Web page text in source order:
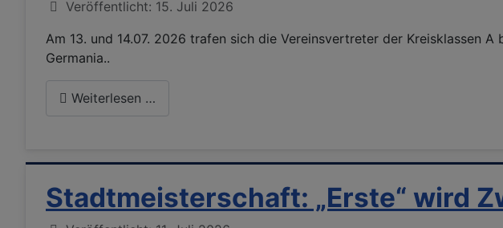
Details
Veröffentlicht: 15. Juli 2026
Am 13. und 14.07. 2026 trafen sich die Vereinsvertreter der Kreisklassen
Germania..
Weiterlesen …
Stadtmeisterschaft: „Erste“ wird